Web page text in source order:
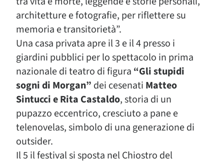
architetture e fotografie, per riflettere su
memoria e transitorietà”.
Una casa privata apre il 3 e il 4 presso i
giardini pubblici per lo spettacolo in prima
nazionale di teatro di figura “Gli stupidi
sogni di Morgan” dei cesenati Matteo
Sintucci e Rita Castaldo, storia di un
pupazzo eccentrico, cresciuto a pane e
telenovelas, simbolo di una generazione di
outsider.
Il 5 il festival si sposta nel Chiostro del